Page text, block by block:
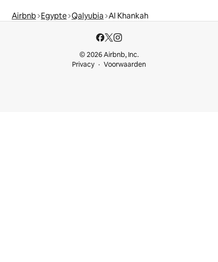
Airbnb Egypte Qalyubia Al Khankah
© 2026 Airbnb, Inc.
Privacy
Voorwaarden